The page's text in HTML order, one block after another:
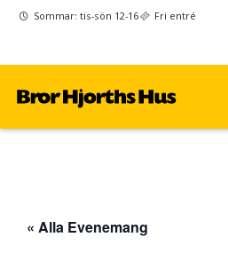
Sommar: tis-sön 12-16 Fri entré
« Alla Evenemang